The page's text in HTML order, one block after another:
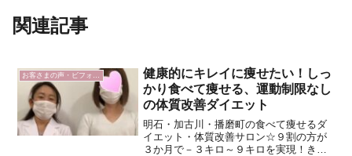
関連記事
お客さまの声・ビフォーアフター
健康的にキレイに痩せたい！しっ
かり食べて痩せる、運動制限なし
の体質改善ダイエット
明石・加古川・播磨町の食べて痩せるダ
イエット・体質改善サロン☆９割の方が
３か月で－３キロ～９キロを実現！きち